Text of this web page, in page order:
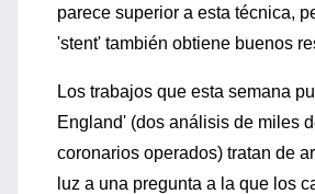
parece superior a esta técnica,
'stent' también obtiene buenos
Los trabajos que esta semana
England' (dos análisis de miles
coronarios operados) tratan de
luz a una pregunta a la que los